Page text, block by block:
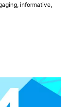
informative,